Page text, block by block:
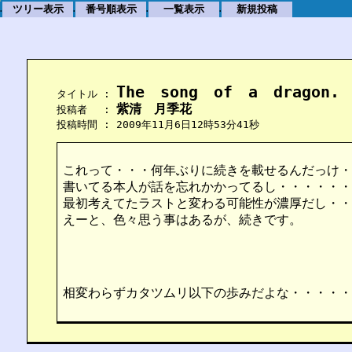
. ツリー表示 . 番号順表示 . 一覧表示 . 新規投稿
    タイトル :
The　song　of　a　dragon.
    投稿者　 :
紫清　月季花
    投稿時間 : 2009年11月6日12時53分41秒
これって・・・何年ぶりに続きを載せるんだっけ・
書いてる本人が話を忘れかかってるし・・・・・・
最初考えてたラストと変わる可能性が濃厚だし・・
えーと、色々思う事はあるが、続きです。
相変わらずカタツムリ以下の歩みだよな・・・・・